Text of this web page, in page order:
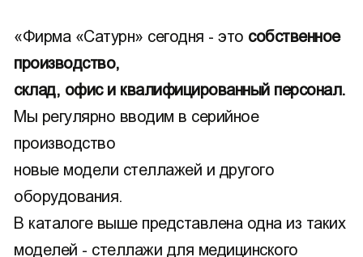
«Фирма «Сатурн» сегодня - это собственное
производство,
склад, офис и квалифицированный персонал.
Мы регулярно вводим в серийное
производство
новые модели стеллажей и другого
оборудования.
В каталоге выше представлена одна из таких
моделей - стеллажи для медицинского